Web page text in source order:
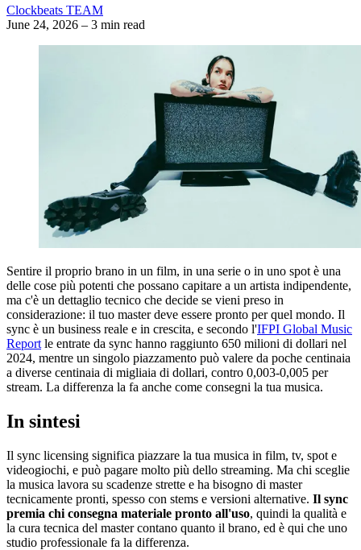
Clockbeats TEAM
June 24, 2026 – 3 min read
Sentire il proprio brano in un film, in una serie o in uno spot è una
delle cose più potenti che possano capitare a un artista indipendente,
ma c'è un dettaglio tecnico che decide se vieni preso in
considerazione: il tuo master deve essere pronto per quel mondo. Il
sync è un business reale e in crescita, e secondo l'IFPI Global Music
Report le entrate da sync hanno raggiunto 650 milioni di dollari nel
2024, mentre un singolo piazzamento può valere da poche centinaia
a diverse centinaia di migliaia di dollari, contro 0,003-0,005 per
stream. La differenza la fa anche come consegni la tua musica.
In sintesi
Il sync licensing significa piazzare la tua musica in film, tv, spot e
videogiochi, e può pagare molto più dello streaming. Ma chi sceglie
la musica lavora su scadenze strette e ha bisogno di master
tecnicamente pronti, spesso con stems e versioni alternative. Il sync
premia chi consegna materiale pronto all'uso, quindi la qualità e
la cura tecnica del master contano quanto il brano, ed è qui che uno
studio professionale fa la differenza.